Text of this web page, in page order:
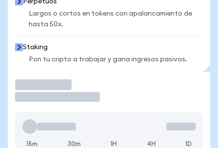
Perpetuos
Largos o cortos en tokens con apalancamiento de
hasta 50x.
Staking
Pon tu cripto a trabajar y gana ingresos pasivos.
15m 30m 1H 4H 1D